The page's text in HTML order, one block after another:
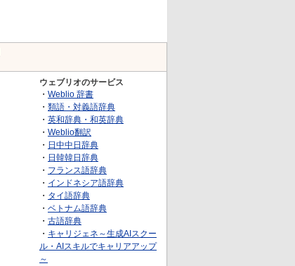
ウェブリオのサービス
・ Weblio 辞書
・ 類語・対義語辞典
・ 英和辞典・和英辞典
・ Weblio翻訳
・ 日中中日辞典
・ 日韓韓日辞典
・ フランス語辞典
・ インドネシア語辞典
・ タイ語辞典
・ ベトナム語辞典
・ 古語辞典
・ キャリジェネ～生成AIスクー
ル・AIスキルでキャリアアップ
～